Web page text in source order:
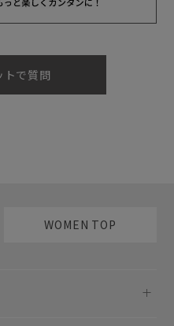
トで質問
WOMEN TOP